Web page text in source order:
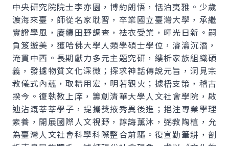
中央研究院院士李亦園，博約朗悟，恬泊夷雅。少歲
渡海來臺，師從名家耽習，卒業國立臺灣大學，承繼
實證學風，賡續田野調查，袪衣受業，暉光日新。嗣
負笈遊美，獲哈佛大學人類學碩士學位，濬瀹沉潛，
淹貫中西。長期獻力多元主題究研，縷析家族組織碩
義，發攄物質文化深微；探求神話傳說元旨，洞見宗
教儀式內蘊，取精用宏，明若觀火；據梧支策，稽古
揆今。復執教上庠，籌創清華大學人文社會學院，啟
迪沾溉莘莘學子，提攜獎掖秀異後進；挹注專業學理
素養，開展國際人文視野，諄誨薰沐，弼教陶植，允
為臺灣人文社會科學科際整合前驅。復宣勤筆耕，剖